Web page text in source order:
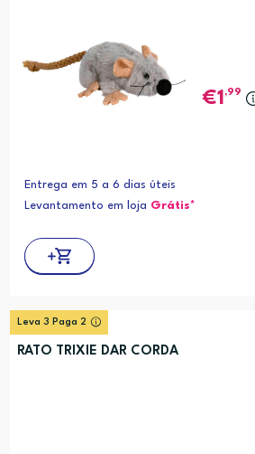
1 ,99
Entrega em 5 a 6 dias úteis
Levantamento em loja Grátis*
Leva 3 Paga 2
RATO TRIXIE DAR CORDA